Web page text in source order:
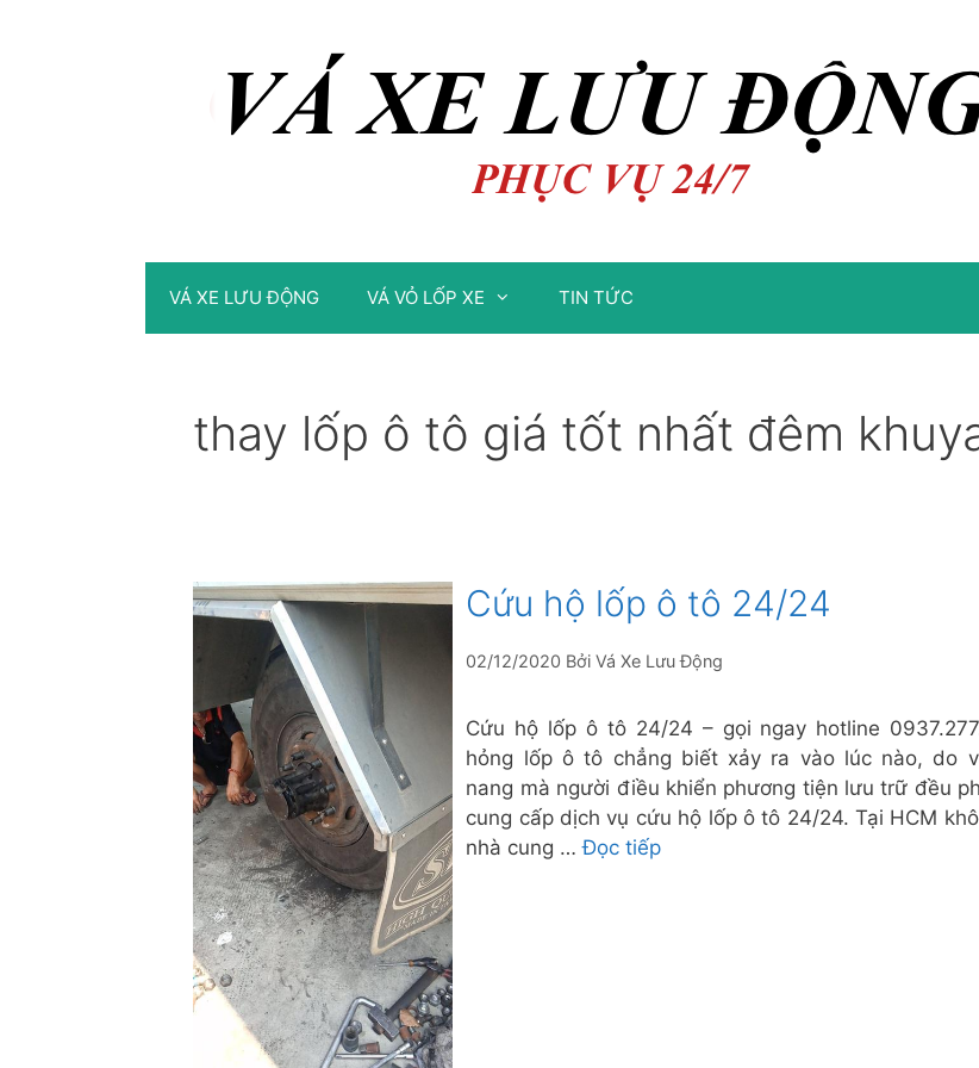
VÁ XE LƯU ĐỘNG VÁ VỎ LỐP XE TIN TỨC
thay lốp ô tô giá tốt nhất đêm
Cứu hộ lốp ô tô 24/24
02/12/2020 BởiVá Xe Lưu Động
Cứu hộ lốp ô tô 24/24 – gọi ngay hotline
hỏng lốp ô tô chẳng biết xảy ra vào lúc nào, do
nang mà người điều khiển phương tiện lưu trữ đều
cung cấp dịch vụ cứu hộ lốp ô tô 24/24. Tại HCM
nhà cung …Đọc tiếp